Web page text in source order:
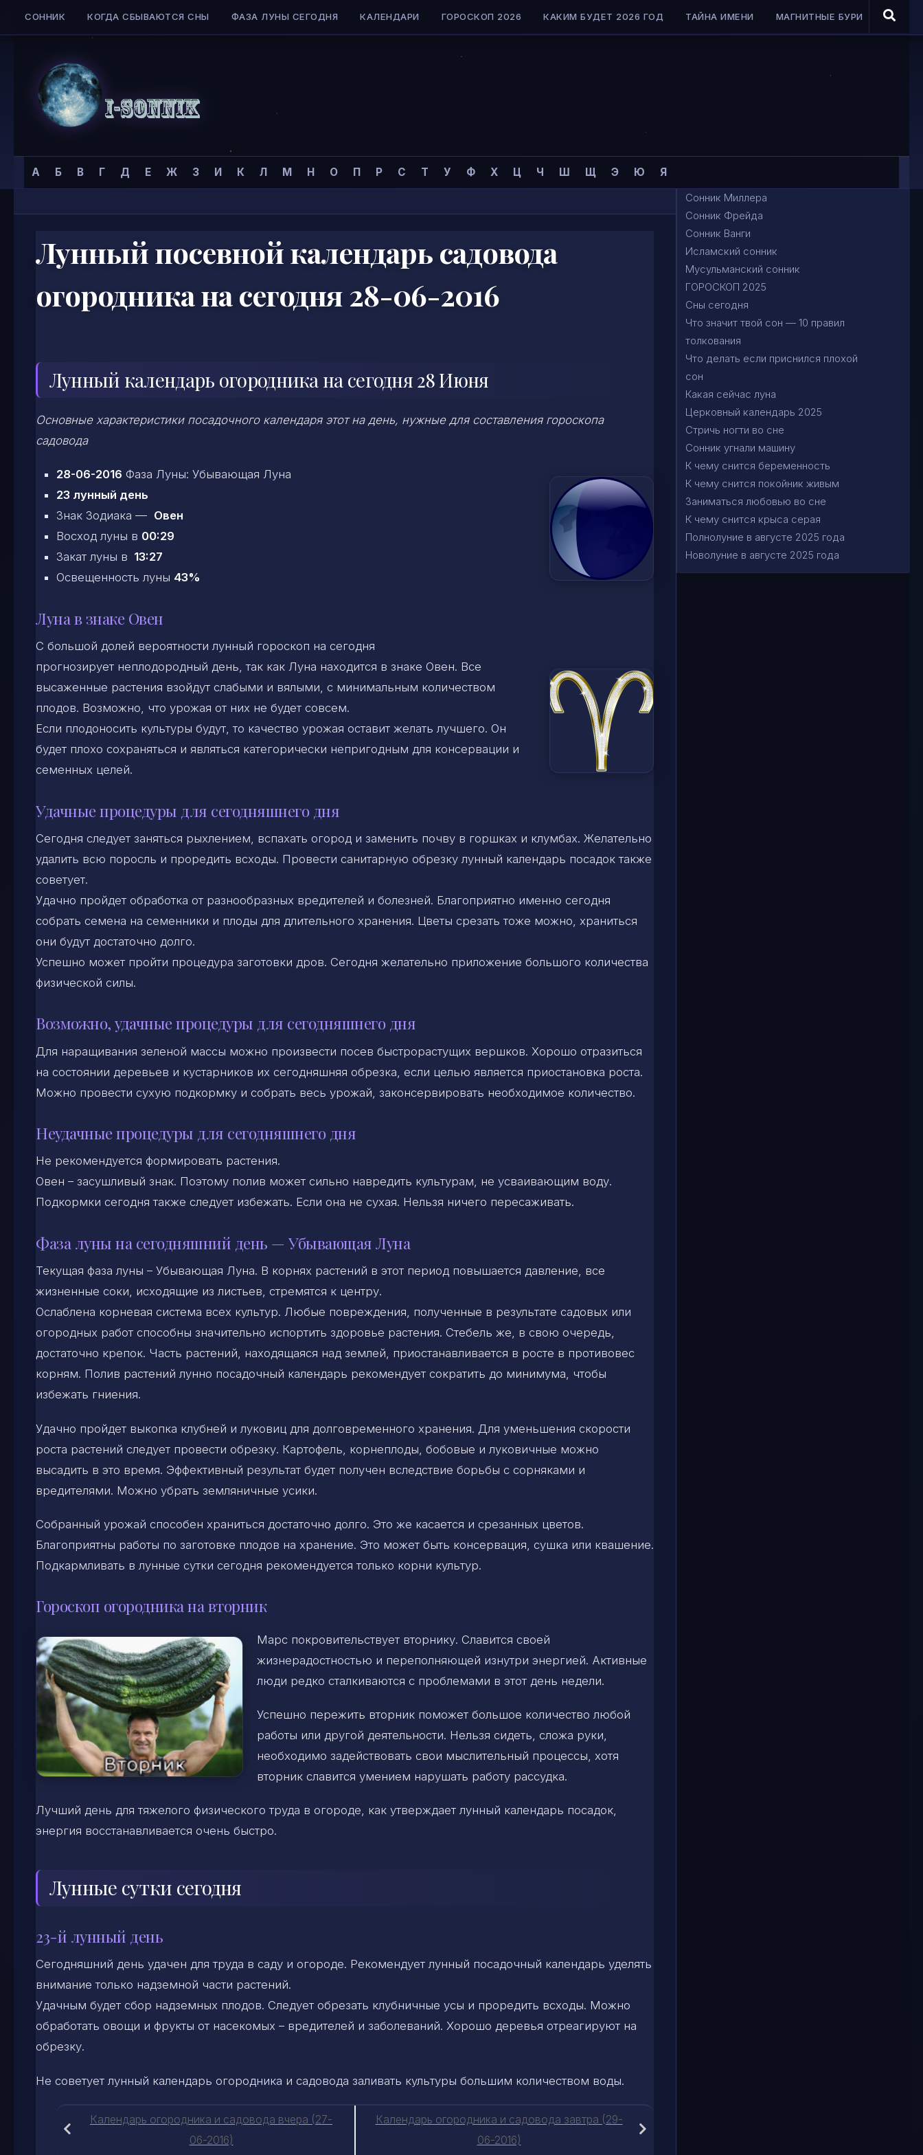
Skip to content
СОННИК КОГДА СБЫВАЮТСЯ СНЫ ФАЗА ЛУНЫ СЕГОДНЯ КАЛЕНДАРИ ГОРОСКОП 2026 КАКИМ БУДЕТ 2026 ГОД ТАЙНА ИМЕНИ МАГНИТНЫЕ БУРИ
Сонник
I-
А Б В Г Д Е Ж З И К Л М Н О П Р С Т У Ф Х Ц Ч Ш Щ Э Ю Я
Главная страница »Календари» Посадочный календарь
Лунный посевной календарь садовода
огородника на сегодня 28-06-2016
Лунный календарь огородника на сегодня 28 Июня
Основные характеристики посадочного календаря этот на день, нужные для составления гороскопа
садовода
28-06-2016 Фаза Луны: Убывающая Луна
23 лунный день
Знак Зодиака — Овен
Восход луны в 00:29
Закат луны в 13:27
Освещенность луны 43%
Луна в знаке Овен
С большой долей вероятности лунный гороскоп на сегодня
прогнозирует неплодородный день, так как Луна находится в знаке Овен. Все
высаженные растения взойдут слабыми и вялыми, с минимальным количеством
плодов. Возможно, что урожая от них не будет совсем.
Если плодоносить культуры будут, то качество урожая оставит желать лучшего. Он
будет плохо сохраняться и являться категорически непригодным для консервации и
семенных целей.
Удачные процедуры для сегодняшнего дня
Сегодня следует заняться рыхлением, вспахать огород и заменить почву в горшках и клумбах. Желательно
удалить всю поросль и проредить всходы. Провести санитарную обрезку лунный календарь посадок также
советует.
Удачно пройдет обработка от разнообразных вредителей и болезней. Благоприятно именно сегодня
собрать семена на семенники и плоды для длительного хранения. Цветы срезать тоже можно, храниться
они будут достаточно долго.
Успешно может пройти процедура заготовки дров. Сегодня желательно приложение большого количества
физической силы.
Возможно, удачные процедуры для сегодняшнего дня
Для наращивания зеленой массы можно произвести посев быстрорастущих вершков. Хорошо отразиться
на состоянии деревьев и кустарников их сегодняшняя обрезка, если целью является приостановка роста.
Можно провести сухую подкормку и собрать весь урожай, законсервировать необходимое количество.
Неудачные процедуры для сегодняшнего дня
Не рекомендуется формировать растения.
Овен – засушливый знак. Поэтому полив может сильно навредить культурам, не усваивающим воду.
Подкормки сегодня также следует избежать. Если она не сухая. Нельзя ничего пересаживать.
Фаза луны на сегодняшний день — Убывающая Луна
Текущая фаза луны – Убывающая Луна. В корнях растений в этот период повышается давление, все
жизненные соки, исходящие из листьев, стремятся к центру.
Ослаблена корневая система всех культур. Любые повреждения, полученные в результате садовых или
огородных работ способны значительно испортить здоровье растения. Стебель же, в свою очередь,
достаточно крепок. Часть растений, находящаяся над землей, приостанавливается в росте в противовес
корням. Полив растений лунно посадочный календарь рекомендует сократить до минимума, чтобы
избежать гниения.
Удачно пройдет выкопка клубней и луковиц для долговременного хранения. Для уменьшения скорости
роста растений следует провести обрезку. Картофель, корнеплоды, бобовые и луковичные можно
высадить в это время. Эффективный результат будет получен вследствие борьбы с сорняками и
вредителями. Можно убрать земляничные усики.
Собранный урожай способен храниться достаточно долго. Это же касается и срезанных цветов.
Благоприятны работы по заготовке плодов на хранение. Это может быть консервация, сушка или квашение.
Подкармливать в лунные сутки сегодня рекомендуется только корни культур.
Гороскоп огородника на вторник
Марс покровительствует вторнику. Славится своей
жизнерадостностью и переполняющей изнутри энергией. Активные
люди редко сталкиваются с проблемами в этот день недели.
Успешно пережить вторник поможет большое количество любой
работы или другой деятельности. Нельзя сидеть, сложа руки,
необходимо задействовать свои мыслительный процессы, хотя
вторник славится умением нарушать работу рассудка.
Лучший день для тяжелого физического труда в огороде, как утверждает лунный календарь посадок,
энергия восстанавливается очень быстро.
Лунные сутки сегодня
23-й лунный день
Сегодняшний день удачен для труда в саду и огороде. Рекомендует лунный посадочный календарь уделять
внимание только надземной части растений.
Удачным будет сбор надземных плодов. Следует обрезать клубничные усы и проредить всходы. Можно
обработать овощи и фрукты от насекомых – вредителей и заболеваний. Хорошо деревья отреагируют на
обрезку.
Не советует лунный календарь огородника и садовода заливать культуры большим количеством воды.
Календарь огородника и садовода завтра (29-
06-2016)
Календарь огородника и садовода вчера (27-
06-2016)
Сонник Миллера
Сонник Фрейда
Сонник Ванги
Исламский сонник
Мусульманский сонник
ГОРОСКОП 2025
Сны сегодня
Что значит твой сон — 10 правил
толкования
Что делать если приснился плохой
сон
Какая сейчас луна
Церковный календарь 2025
Стричь ногти во сне
Сонник угнали машину
К чему снится беременность
К чему снится покойник живым
Заниматься любовью во сне
К чему снится крыса серая
Полнолуние в августе 2025 года
Новолуние в августе 2025 года